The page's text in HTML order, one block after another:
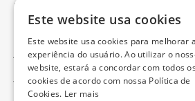
Institucional
Acompanhe seu Pedido
Trocas e Devoluções
Este website usa cookies
Este website usa cookies para melhorar a
experiência do usuário. Ao utilizar o
website, estará a concordar com todos os
cookies de acordo com nossa Política de
Cookies. Ler mais